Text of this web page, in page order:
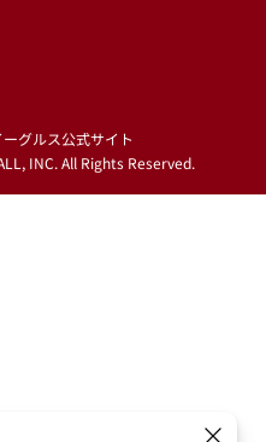
グルス公式サイト
INC. All Rights Reserved.